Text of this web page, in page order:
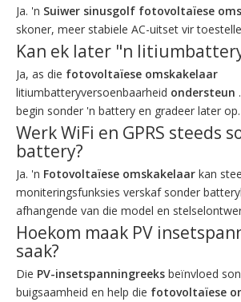
Ja. 'n Suiwer sinusgolf fotovoltaïese
skoner, meer stabiele AC-uitset vir
Kan ek later "n
Ja, as die fotovoltaïese omskakelaar
litiumbatteryversoenbaarheid ondersteun
begin sonder 'n battery en gradeer later op.
Werk WiFi en GPRS steeds
battery?
Ja. 'n Fotovoltaïese omskakelaar kan
moniteringsfunksies verskaf sonder
afhangende van die model en
Hoekom maak PV
saak?
Die PV-insetspanningreeks beïnvloed
buigsaamheid en help die fotovoltaïese